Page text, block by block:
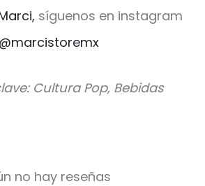
síguenos en instagram
@marcistoremx
Cultura Pop, Bebidas
no hay reseñas